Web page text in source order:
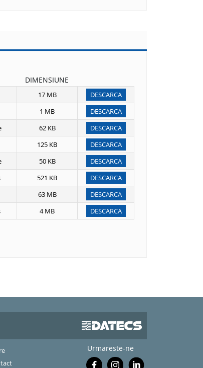
DIMENSIUNE
17 MB
DESCARCA
1 MB
DESCARCA
62 KB
DESCARCA
125 KB
DESCARCA
50 KB
DESCARCA
521 KB
DESCARCA
63 MB
DESCARCA
4 MB DESCARCA
Urmareste-ne